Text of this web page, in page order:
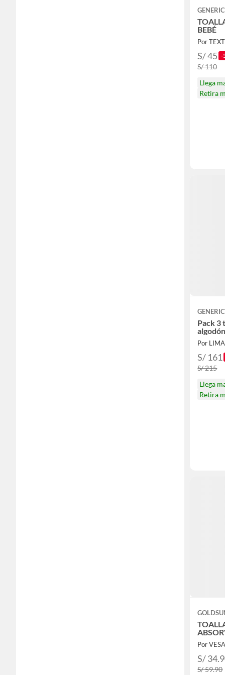
BEBÉ
Por
S/ 45 -
S/ 110
Llega
Retira
Pack 3
Por
S/ 161
S/ 215
Llega
Retira
Por
S/
S/ 59.90